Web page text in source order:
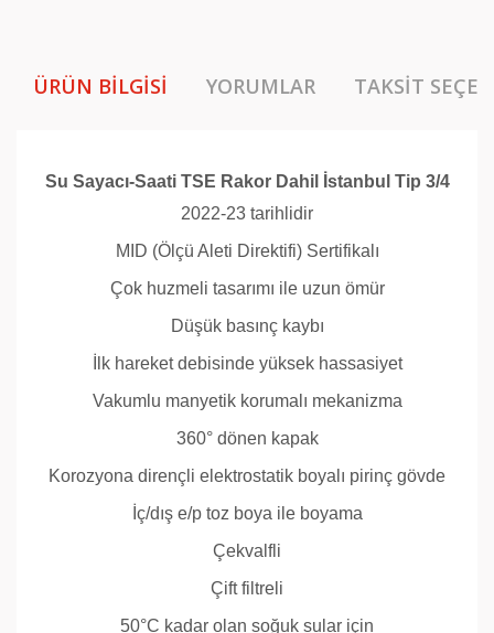
ÜRÜN BILGISI YORUMLAR TAKSIT
Su Sayacı-Saati TSE Rakor Dahil İstanbul Tip 3/4
2022-23 tarihlidir
MID (Ölçü Aleti Direktifi) Sertifikalı
Çok huzmeli tasarımı ile uzun ömür
Düşük basınç kaybı
İlk hareket debisinde yüksek hassasiyet
Vakumlu manyetik korumalı mekanizma
360° dönen kapak
Korozyona dirençli elektrostatik boyalı pirinç gövde
İç/dış e/p toz boya ile boyama
Çekvalfli
Çift filtreli
50°C kadar olan soğuk sular için